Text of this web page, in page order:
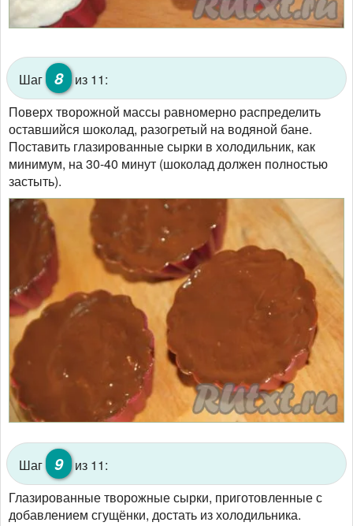
Шаг 8
из 11:
Поверх творожной массы равномерно распределить
оставшийся шоколад, разогретый на водяной бане.
Поставить глазированные сырки в холодильник, как
минимум, на 30-40 минут (шоколад должен полностью
застыть).
Шаг 9
из 11:
Глазированные творожные сырки, приготовленные с
добавлением сгущёнки, достать из холодильника.